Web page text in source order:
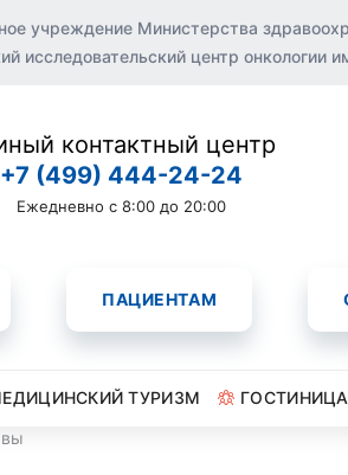
учреждение Министерства
исследовательский центр онкологии
контактный центр
+7 (499) 444-24-24
Ежедневно с 8:00 до 20:00
ПАЦИЕНТАМ
ТУРИЗМ ГОСТИНИЦА